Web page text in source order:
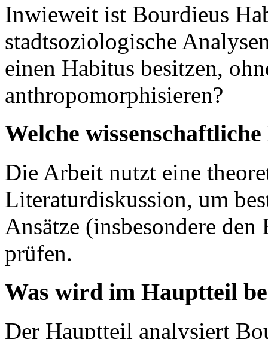
Inwieweit ist Bourdieus
stadtsoziologische
einen Habitus besitzen,
anthropomorphisieren?
Welche
Die Arbeit nutzt eine
Literaturdiskussion, um
Ansätze (insbesondere
prüfen.
Was wird im Hauptteil
Der Hauptteil analysiert